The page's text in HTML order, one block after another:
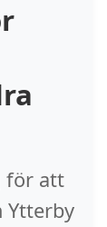
för att
Ytterby